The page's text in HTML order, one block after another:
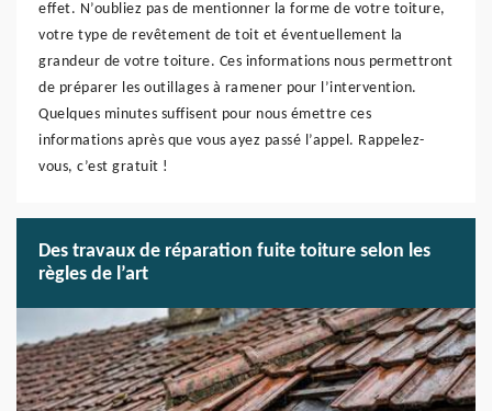
effet. N’oubliez pas de mentionner la forme de votre toiture,
votre type de revêtement de toit et éventuellement la
grandeur de votre toiture. Ces informations nous permettront
de préparer les outillages à ramener pour l’intervention.
Quelques minutes suffisent pour nous émettre ces
informations après que vous ayez passé l’appel. Rappelez-
vous, c’est gratuit !
Des travaux de réparation fuite toiture selon les
règles de l’art